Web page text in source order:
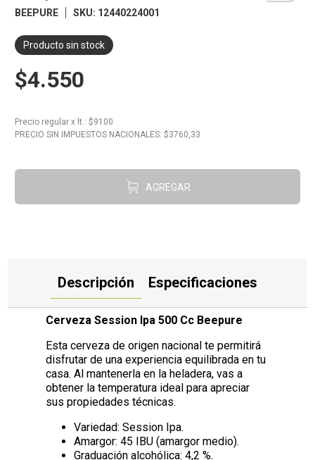
BEEPURE SKU: 12440224001
Producto sin stock
$4.550
Precio regular x lt. : $9100
PRECIO SIN IMPUESTOS NACIONALES: $3760,33
AGREGAR
Descripción Especificaciones
Cerveza Session Ipa 500 Cc Beepure
Esta cerveza de origen nacional te permitirá
disfrutar de una experiencia equilibrada en tu
casa. Al mantenerla en la heladera, vas a
obtener la temperatura ideal para apreciar
sus propiedades técnicas.
Variedad: Session Ipa.
Amargor: 45 IBU (amargor medio).
Graduación alcohólica: 4,2 %.
Galletitas
Fideos
Juguetes